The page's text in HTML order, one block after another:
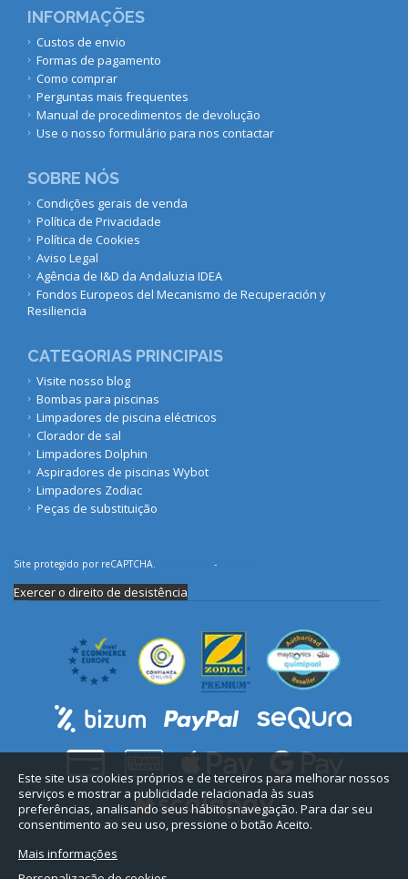
INFORMAÇÕES
Custos de envio
Formas de pagamento
Como comprar
Perguntas mais frequentes
Manual de procedimentos de devolução
Use o nosso formulário para nos contactar
SOBRE NÓS
Condições gerais de venda
Política de Privacidade
Política de Cookies
Aviso Legal
Agência de I&D da Andaluzia IDEA
Fondos Europeos del Mecanismo de Recuperación y
Resiliencia
CATEGORIAS PRINCIPAIS
Visite nosso blog
Bombas para piscinas
Limpadores de piscina eléctricos
Clorador de sal
Limpadores Dolphin
Aspiradores de piscinas Wybot
Limpadores Zodiac
Peças de substituição
Este site usa cookies próprios e de terceiros para melhorar nossos
serviços e mostrar a publicidade relacionada às suas
preferências, analisando seus hábitosnavegação. Para dar seu
consentimento ao seu uso, pressione o botão Aceito.
Mais informações
Site protegido por reCAPTCHA. -
Exercer o direito de desistência